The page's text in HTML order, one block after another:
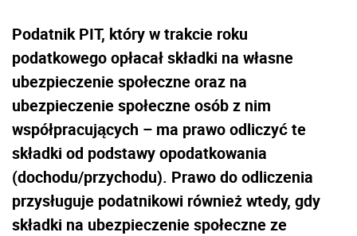
Podatnik PIT, który w trakcie roku
podatkowego opłacał składki na własne
ubezpieczenie społeczne oraz na
ubezpieczenie społeczne osób z nim
współpracujących – ma prawo odliczyć te
składki od podstawy opodatkowania
(dochodu/przychodu). Prawo do odliczenia
przysługuje podatnikowi również wtedy, gdy
składki na ubezpieczenie społeczne ze